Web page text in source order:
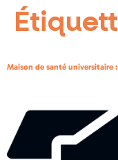
Maison de santé universitaire